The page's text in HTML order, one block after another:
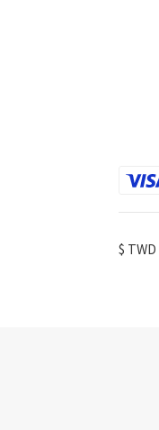
$ TWD